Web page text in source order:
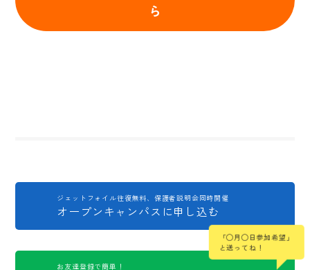
ら
ジェットフォイル往復無料、保護者説明会同時開催
オープンキャンパスに申し込む
お友達登録で簡単！
「◯月◯日参加希望」
と送ってね！